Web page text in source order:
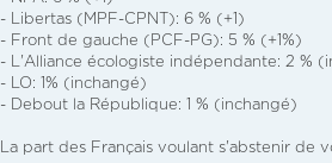
- Libertas (MPF-CPNT): 6 % (+1)
- Front de gauche (PCF-PG): 5 % (+1%)
- L'Alliance écologiste indépendante: 2 %
- LO: 1% (inchangé)
- Debout la République: 1 % (inchangé)
La part des Français voulant s'abstenir de